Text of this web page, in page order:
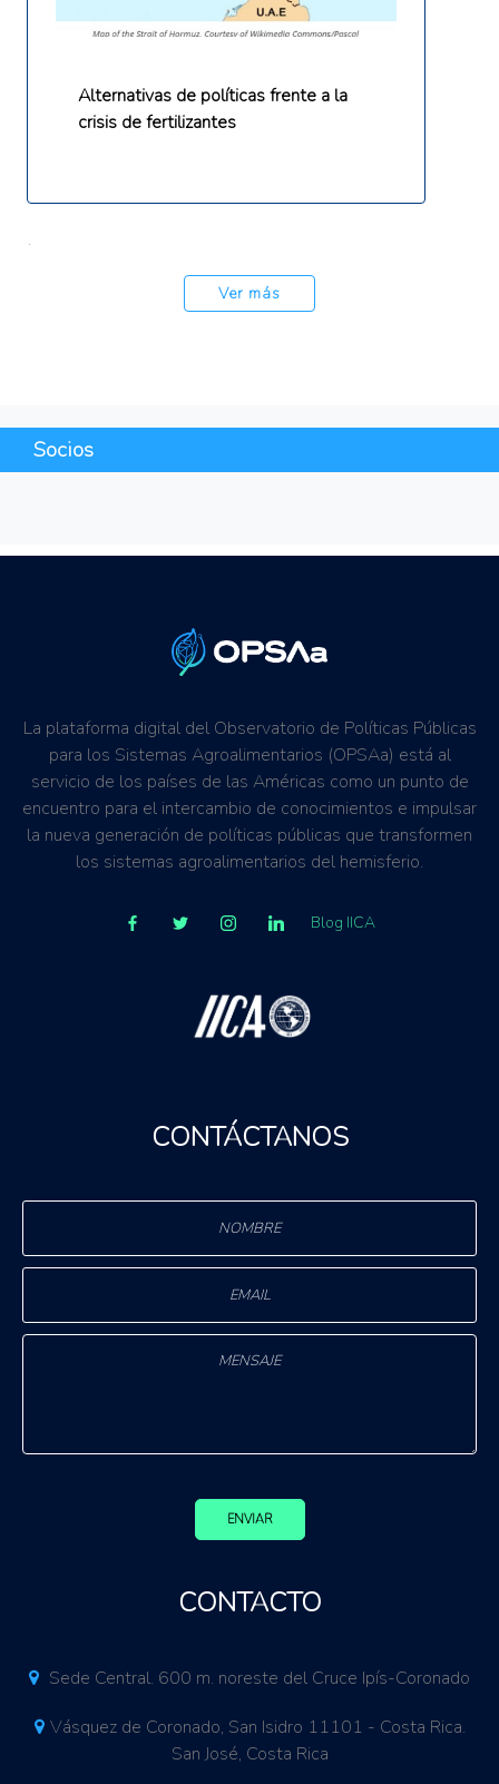
Alternativas de políticas frente a la
crisis de fertilizantes
.
Ver más
Socios
La plataforma digital del Observatorio de Políticas Públicas
para los Sistemas Agroalimentarios (OPSAa) está al
servicio de los países de las Américas como un punto de
encuentro para el intercambio de conocimientos e impulsar
la nueva generación de políticas públicas que transformen
los sistemas agroalimentarios del hemisferio.
Blog IICA
CONTÁCTANOS
ENVIAR
CONTACTO
Sede Central. 600 m. noreste del Cruce Ipís-Coronado
Vásquez de Coronado, San Isidro 11101 - Costa Rica.
San José, Costa Rica